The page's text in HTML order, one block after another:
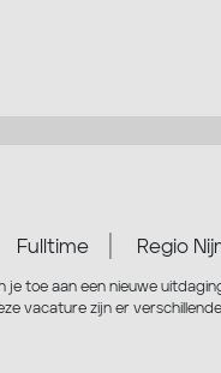
Fulltime Regio
je toe aan een nieuwe
vacature zijn er